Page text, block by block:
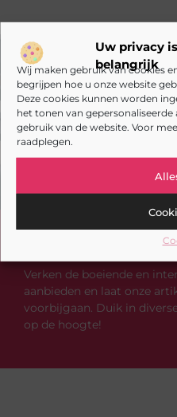
Uw privacy
belangrijk
Wij maken gebruik van cookies
begrijpen hoe u onze website
Deze cookies kunnen worden
het tonen van
gebruik van de website. Voor
raadplegen.
Heb je deze
Verken de boeiende en
aanbieden en laat onze
voorbijgaan. Duik in
op de hoogte!
VORIGE
Eindhoven in het Donker – Hoe We Door Stroomstoringen Worden Getroffen en Wat We Eraan Kunnen Doen